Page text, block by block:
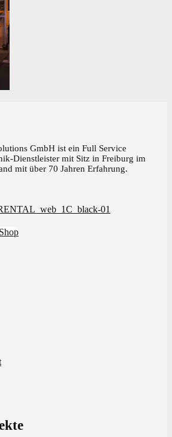
GmbH ist ein Full Service
Dienstleister mit Sitz in Freiburg im
mit über 70 Jahren Erfahrung.